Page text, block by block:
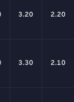
3.20 2.20
3.30 2.10